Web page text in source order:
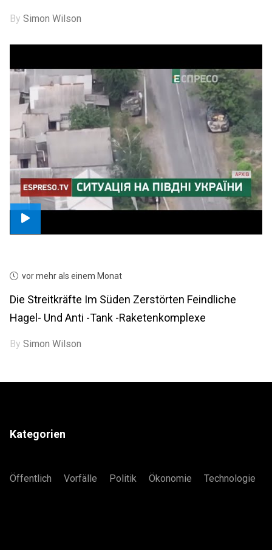
BySimon Wilson
vor mehr als einem Monat
Die Streitkräfte Im Süden Zerstörten Feindliche
Hagel- Und Anti -Tank -Raketenkomplexe
BySimon Wilson
Kategorien
Öffentlich Vorfälle Politik Ökonomie Technologie